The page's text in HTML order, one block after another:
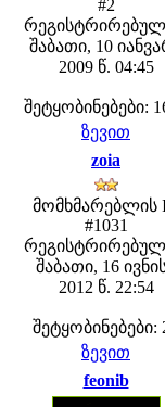
#2
შაბათი, 10
2009 წ. 04:45
შეტყობინებები:
ზევით
zoia
მომხმარებლის
#1031
შაბათი, 16
2012 წ. 22:54
შეტყობინებები:
ზევით
feonib